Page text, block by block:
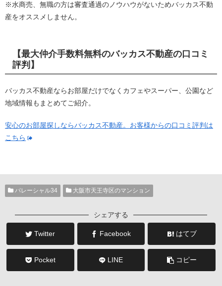
※水商売、無職の方は審査通過のノウハウがないためバッカス不動
産をオススメしません。
【最大仲介手数料無料のバッカス不動産の口コミ
評判】
バッカス不動産ならお部屋だけでなくカフェやスーパー、公園など
地域情報もまとめてご紹介。
安心のお部屋探しならバッカス不動産。お客様からの口コミ評判は
こちら
パレーシャル34 大阪市天王寺区のマンション
シェアする
Twitter Facebook はてブ
Pocket LINE コピー